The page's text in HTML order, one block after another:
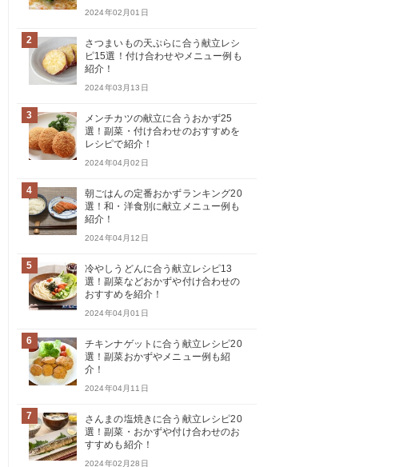
2024年02月01日
2
さつまいもの天ぷらに合う献立レシ
ピ15選！付け合わせやメニュー例も
紹介！
2024年03月13日
3
メンチカツの献立に合うおかず25
選！副菜・付け合わせのおすすめを
レシピで紹介！
2024年04月02日
4
朝ごはんの定番おかずランキング20
選！和・洋食別に献立メニュー例も
紹介！
2024年04月12日
5
冷やしうどんに合う献立レシピ13
選！副菜などおかずや付け合わせの
おすすめを紹介！
2024年04月01日
6
チキンナゲットに合う献立レシピ20
選！副菜おかずやメニュー例も紹
介！
2024年04月11日
7
さんまの塩焼きに合う献立レシピ20
選！副菜・おかずや付け合わせのお
すすめも紹介！
2024年02月28日